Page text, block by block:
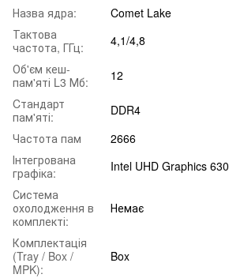
Назва ядра:
Comet Lake
Тактова
частота, ГГц:
4,1/4,8
Об'єм кеш-
пам'яті L3 Мб:
12
Cтандарт
пам'яті:
DDR4
Частота пам
2666
Інтегрована
графіка:
Intel UHD Graphics 630
Система
охолодження в
комплекті:
Немає
Комплектація
(Tray / Box /
MPK):
Box